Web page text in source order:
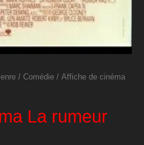
/ Comédie / Affiche de cinéma
La rumeur